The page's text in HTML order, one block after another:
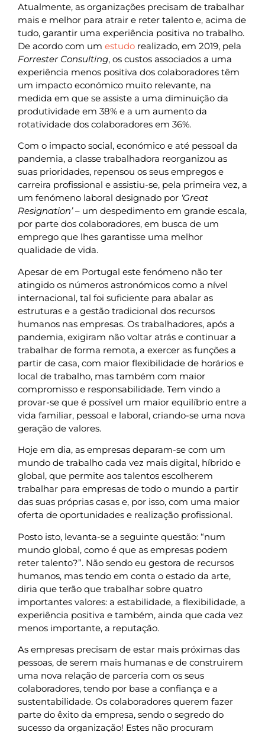
Atualmente, as organizações precisam de trabalhar
mais e melhor para atrair e reter talento e, acima de
tudo, garantir uma experiência positiva no trabalho.
De acordo com um estudo realizado, em 2019, pela
Forrester Consulting, os custos associados a uma
experiência menos positiva dos colaboradores têm
um impacto económico muito relevante, na
medida em que se assiste a uma diminuição da
produtividade em 38% e a um aumento da
rotatividade dos colaboradores em 36%.
Com o impacto social, económico e até pessoal da
pandemia, a classe trabalhadora reorganizou as
suas prioridades, repensou os seus empregos e
carreira profissional e assistiu-se, pela primeira vez, a
um fenómeno laboral designado por ‘Great
Resignation’– um despedimento em grande escala,
por parte dos colaboradores, em busca de um
emprego que lhes garantisse uma melhor
qualidade de vida.
Apesar de em Portugal este fenómeno não ter
atingido os números astronómicos como a nível
internacional, tal foi suficiente para abalar as
estruturas e a gestão tradicional dos recursos
humanos nas empresas. Os trabalhadores, após a
pandemia, exigiram não voltar atrás e continuar a
trabalhar de forma remota, a exercer as funções a
partir de casa, com maior flexibilidade de horários e
local de trabalho, mas também com maior
compromisso e responsabilidade. Tem vindo a
provar-se que é possível um maior equilíbrio entre a
vida familiar, pessoal e laboral, criando-se uma nova
geração de valores.
Hoje em dia, as empresas deparam-se com um
mundo de trabalho cada vez mais digital, híbrido e
global, que permite aos talentos escolherem
trabalhar para empresas de todo o mundo a partir
das suas próprias casas e, por isso, com uma maior
oferta de oportunidades e realização profissional.
Posto isto, levanta-se a seguinte questão: “num
mundo global, como é que as empresas podem
reter talento?”. Não sendo eu gestora de recursos
humanos, mas tendo em conta o estado da arte,
diria que terão que trabalhar sobre quatro
importantes valores: a estabilidade, a flexibilidade, a
experiência positiva e também, ainda que cada vez
menos importante, a reputação.
As empresas precisam de estar mais próximas das
pessoas, de serem mais humanas e de construirem
uma nova relação de parceria com os seus
colaboradores, tendo por base a confiança e a
sustentabilidade. Os colaboradores querem fazer
parte do êxito da empresa, sendo o segredo do
sucesso da organização! Estes não procuram